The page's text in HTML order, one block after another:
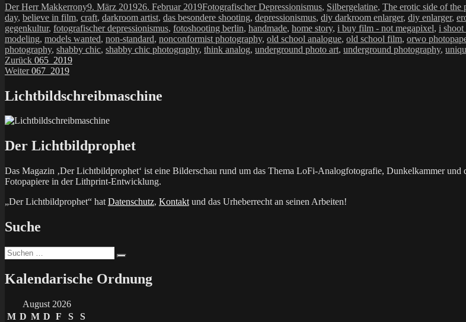
Autor
Der Herr MakkerronyVeröffentlicht
am
9. März 201926. Februar 2019Kategorien
Fotografischer Depressionismus, Silbergelatine, The erotic side of the
day, believe in film, craft, darkroom artist, das besondere shooting, depressionismus, diy darkroom enlarger, diy enlarger,
gegenkultur, fotografischer depressionismus, fotoshooting berlin, handmade, home story, i buy film - not megapixel, i
modeling, models wanted, non-standard, nonconformist photography, old school analogue, old school film, orwo
photography, shabby chic, shabby chic photography, think analog, underground photo art, underground photography,
Beitragsnavigation
Zurück Vorheriger
Beitrag:
065_2019
Weiter Nächster
067_2019
Lichtbildschreibmaschine
Der Lichtbildprophet
Das Magazin ‚Der Lichtbildprophet‘ ist eine Bilderschau rund um das Thema LoFi-Analogfotografie, Dunkelkammer
Fotopapiere in der Lithprint-Entwicklung.
„Der Lichtbildprophet“ hat Datenschutz, Kontakt und das Urheberrecht an seinen Arbeiten!
Suche
Suchen
nach:
Kalendarische Ordnung
August 2026
M D M D F S
S